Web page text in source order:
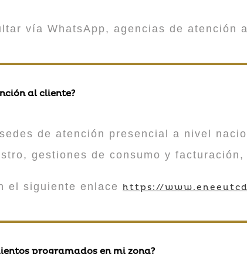
vía WhatsApp, agencias de
al cliente?
de atención presencial a nivel
gestiones de consumo y
el siguiente enlace https://
programados en mi zona?